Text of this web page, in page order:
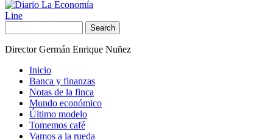
Line
Search
Director Germán Enrique Nuñez
Inicio
Banca y finanzas
Notas de la finca
Mundo económico
Último modelo
Tomemos café
Vamos a la rueda